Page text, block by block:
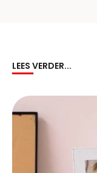
LEES VERDER...